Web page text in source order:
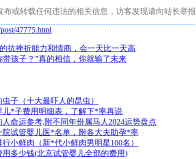
布或转载任何违法的相关信息，访客发现请向站长举报
47775.html
抗挫折能力和情商，会一天比一天高
带孩子？”真的相信，你就输了未来
子（十大最吓人的昆虫）
儿*子费用明细表，了解下*率再说
命运参考,附不同年份属马人2024运势盘点
院试管婴儿医*名单，附各大夫助孕*率
小鲜肉（新*代小鲜肉男明星100名）
多少钱(北京试管婴儿全部的费用)